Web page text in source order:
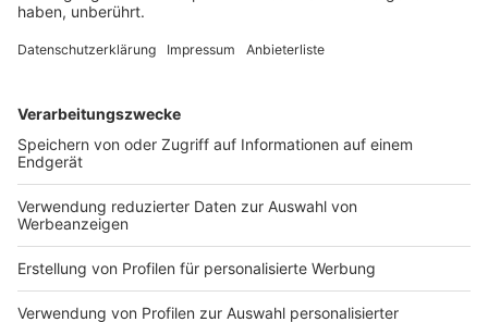
Tanzvideos in den sozialen Medien. Doch dann wurde
dokumentierte ihren Kampf dagegen.
DEINE GEMERKTEN ARTIKEL
Du hast dir noch keine Artikel gemerkt